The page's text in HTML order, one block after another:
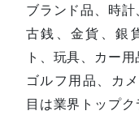
ブランド品、時計
古銭、金貨、銀
ト、玩具、カー
ゴルフ用品、カ
目は業界トップク